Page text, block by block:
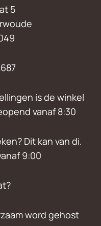
5
is de winkel
vanaf 8:30
Dit kan van di.
9:00
word gehost